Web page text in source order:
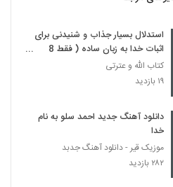
اشتیاق
بیت‌المقدس 28
«فریاد خدا»
ثروتمندترین شیعه تاریخ
استدلال بسیار جذاب و شنیدنی برای
اثبات خدا به زبان ساده ( فقط 8
دقیقه! )
کتاب الله و عترتی
۱۹ بازدید
دانلود آهنگ جدید احمد سلو به نام
خدا
موزیک قیر - دانلود آهنگ جدبد
۲۸۲ بازدید